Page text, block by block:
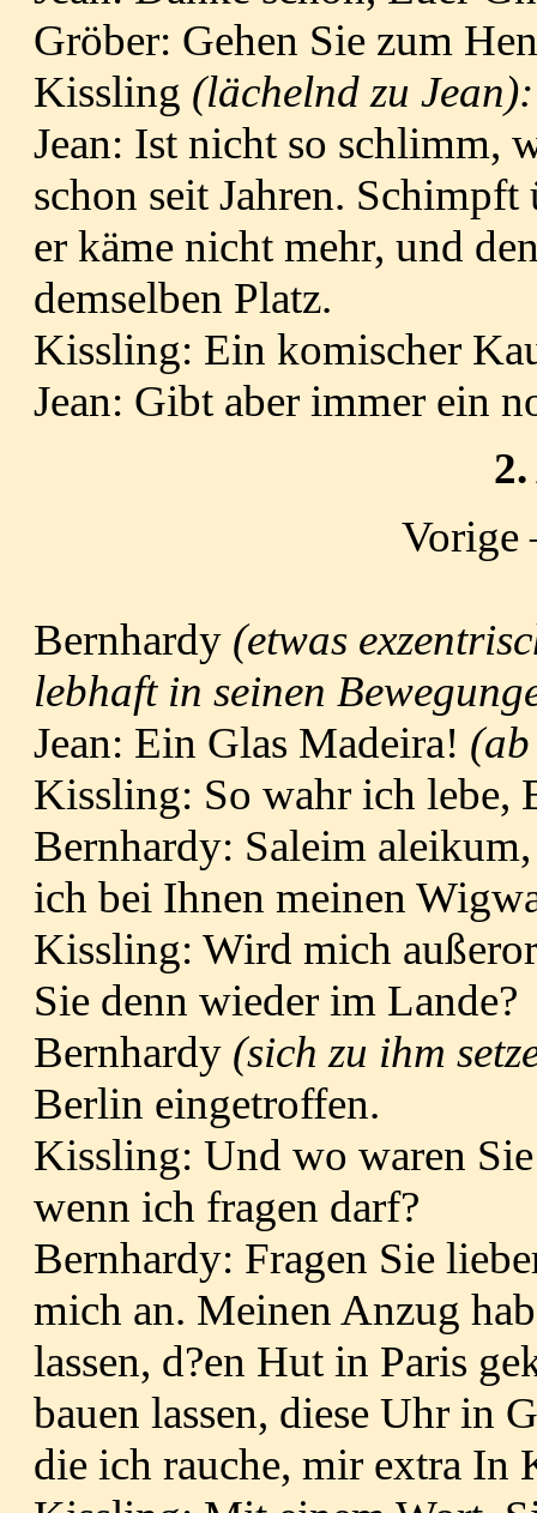
Gröber: Gehen Sie zum
Kissling (lächelnd zu
Jean: Ist nicht so schlimm,
schon seit Jahren.
er käme nicht mehr, und
demselben Platz.
Kissling: Ein komischer
Jean: Gibt aber immer ein
Bernhardy (etwas
lebhaft in seinen
Jean: Ein Glas Madeira!
Kissling: So wahr ich lebe,
Bernhardy: Saleim
ich bei Ihnen meinen
Kissling: Wird mich
Sie denn wieder im Lande?
Bernhardy (sich zu ihm
Berlin eingetroffen.
Kissling: Und wo waren
wenn ich fragen darf?
Bernhardy: Fragen Sie
mich an. Meinen Anzug
lassen, d?en Hut in Paris
bauen lassen, diese Uhr in
die ich rauche, mir extra In